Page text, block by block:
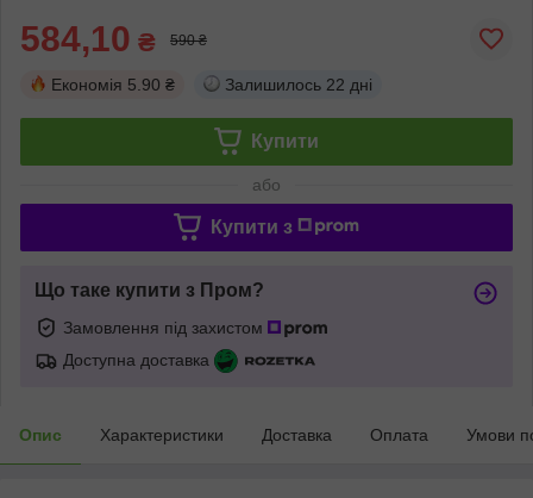
584,10 ₴ 590 ₴
Економія 5.90 ₴ Залишилось 22 дні
Купити
або
Купити з
Що таке купити з Пром?
Замовлення під захистом
Доступна доставка
Опис Характеристики Доставка Оплата Умови